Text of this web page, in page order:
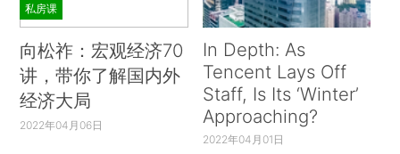
私房课
向松祚：宏观经济70
讲，带你了解国内外
经济大局
2022年04月06日
In Depth: As
Tencent Lays Off
Staff, Is Its ‘Winter’
Approaching?
2022年04月01日